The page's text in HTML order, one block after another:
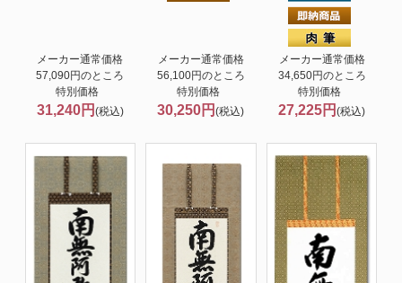
メーカー通常価格
57,090円のところ
特別価格
31,240円 (税込)
メーカー通常価格
56,100円のところ
特別価格
30,250円(税込)
メーカー通常価格
34,650円のところ
特別価格
27,225円(税込)